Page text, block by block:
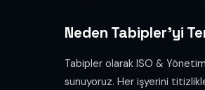
Neden Tabipler'yi
Tabipler olarak ISO &
sunuyoruz. Her işyerini